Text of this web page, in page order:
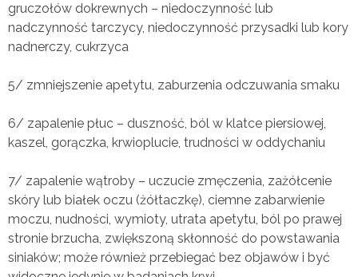
gruczołów dokrewnych – niedoczynność lub
nadczynność tarczycy, niedoczynność przysadki lub kory
nadnerczy, cukrzyca
5/ zmniejszenie apetytu, zaburzenia odczuwania smaku
6/ zapalenie płuc – duszność, ból w klatce piersiowej,
kaszel, gorączka, krwioplucie, trudności w oddychaniu
7/ zapalenie wątroby – uczucie zmęczenia, zażółcenie
skóry lub białek oczu (żółtaczkę), ciemne zabarwienie
moczu, nudności, wymioty, utrata apetytu, ból po prawej
stronie brzucha, zwiększoną skłonność do powstawania
siniaków; może również przebiegać bez objawów i być